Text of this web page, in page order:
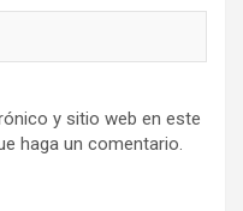
y sitio web en este
haga un comentario.